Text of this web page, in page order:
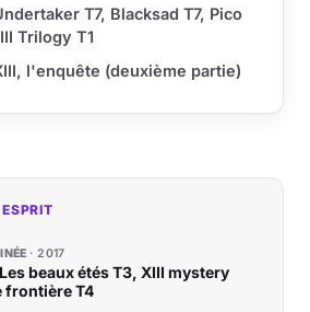
T7, Blacksad T7, Pico
Trilogy T1
l'enquête (deuxième partie)
2017
beaux étés T3, XIII mystery
frontière T4